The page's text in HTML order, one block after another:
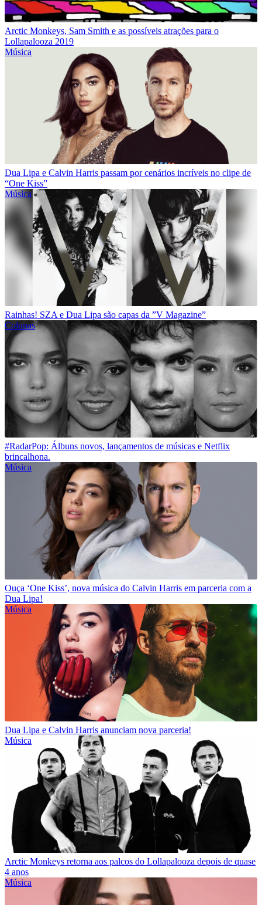
Arctic Monkeys, Sam Smith e as possíveis atrações para o
Lollapalooza 2019
Música
Dua Lipa e Calvin Harris passam por cenários incríveis no clipe de
“One Kiss”
Música
Rainhas! SZA e Dua Lipa são capas da ”V Magazine”
Colunas
#RadarPop: Álbuns novos, lançamentos de músicas e Netflix
brincalhona.
Música
Ouça ‘One Kiss’, nova música do Calvin Harris em parceria com a
Dua Lipa!
Música
Dua Lipa e Calvin Harris anunciam nova parceria!
Música
Arctic Monkeys retorna aos palcos do Lollapalooza depois de quase
4 anos
Música